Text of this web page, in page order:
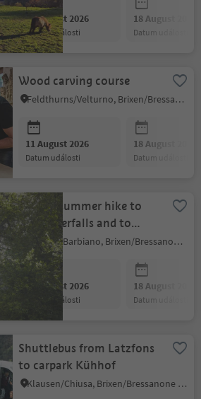
11 August 2026
datum události
18 August 2026
datum události
Wood carving course
Feldthurns/Velturno, Brixen/Bressanone and environs
11 August 2026
datum události
18 August 2026
datum události
Guided summer hike to
the Waterfalls and to
Dreikirchen
Barbian/Barbiano, Brixen/Bressanone and environs
11 August 2026
datum události
18 August 2026
datum události
Shuttlebus from Latzfons
to carpark Kühhof
Klausen/Chiusa, Brixen/Bressanone and environs